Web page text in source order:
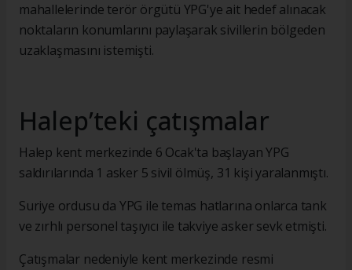
mahallelerinde terör örgütü YPG'ye ait hedef alınacak
noktaların konumlarını paylaşarak sivillerin bölgeden
uzaklaşmasını istemişti.
⁠Halep’teki çatışmalar
Halep kent merkezinde 6 Ocak'ta başlayan YPG
saldırılarında 1 asker 5 sivil ölmüş, 31 kişi yaralanmıştı.
Suriye ordusu da YPG ile temas hatlarına onlarca tank
ve zırhlı personel taşıyıcı ile takviye asker sevk etmişti.
Çatışmalar nedeniyle kent merkezinde resmi